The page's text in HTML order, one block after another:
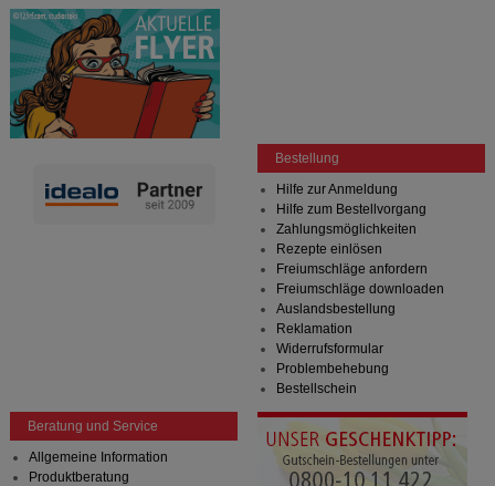
Bestellung
Hilfe zur Anmeldung
Hilfe zum Bestellvorgang
Zahlungsmöglichkeiten
Rezepte einlösen
Freiumschläge anfordern
Freiumschläge downloaden
Auslandsbestellung
Reklamation
Widerrufsformular
Problembehebung
Bestellschein
Beratung und Service
Allgemeine Information
Produktberatung